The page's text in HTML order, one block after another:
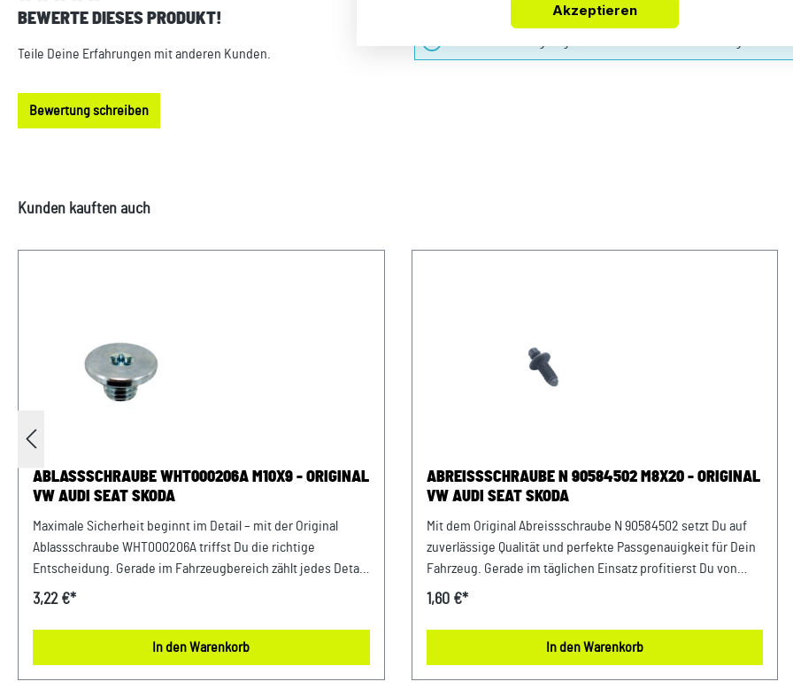
Durchschnittliche Bewertung von 0 von 5 Sternen
BEWERTE DIESES PRODUKT!
Teile Deine Erfahrungen mit anderen Kunden.
Bewertung schreiben
Produktgalerie überspringen
Kunden kauften auch
ABLASSSCHRAUBE WHT000206A M10X9 - ORIGINAL
VW AUDI SEAT SKODA
Maximale Sicherheit beginnt im Detail – mit der Original
Ablassschraube WHT000206A triffst Du die richtige
Entscheidung. Gerade im Fahrzeugbereich zählt jedes Detail
– deshalb profitierst Du von einem sicheren Gefühl bei jeder
abgestimmt auf die Anforderungen moderner Fahrzeuge
bietet dieses Teil maximale Zuverlässigkeit. Entwickelt für
3,22 €*
In den Warenkorb
ABREISSSCHRAUBE N 90584502 M8X20 - ORIGINAL
VW AUDI SEAT SKODA
Mit dem Original Abreissschraube N 90584502 setzt Du auf
zuverlässige Qualität und perfekte Passgenauigkeit für Dein
Fahrzeug. Gerade im täglichen Einsatz profitierst Du von
einer stabilen Funktion und einem sicheren Gefühl bei jeder
nahtlos in Dein Fahrzeug und sorgt für eine sichere
Anwendung. Damit setzt Du auf ein Bauteil, das exakt für
1,60 €*
In den Warenkorb
Akzeptieren